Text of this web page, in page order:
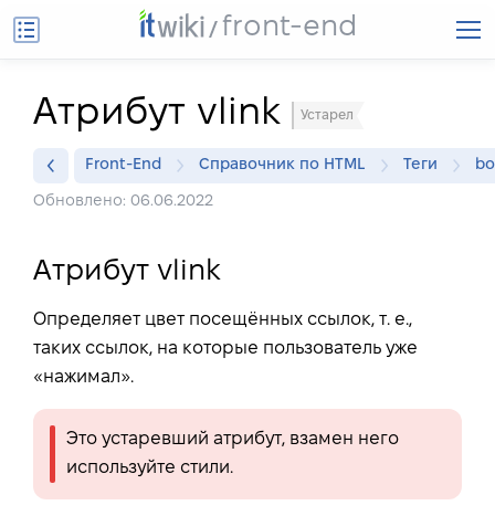
front-end
Атрибут vlink Устарел
Front-End Справочник по HTML Теги
Обновлено: 06.06.2022
Атрибут vlink
Определяет цвет посещённых ссылок, т. е.,
таких ссылок, на которые пользователь уже
«нажимал».
Это устаревший атрибут, взамен него
используйте стили.